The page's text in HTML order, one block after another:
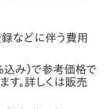
録などに伴う費用
み）で参考価格で
す。詳しくは販売